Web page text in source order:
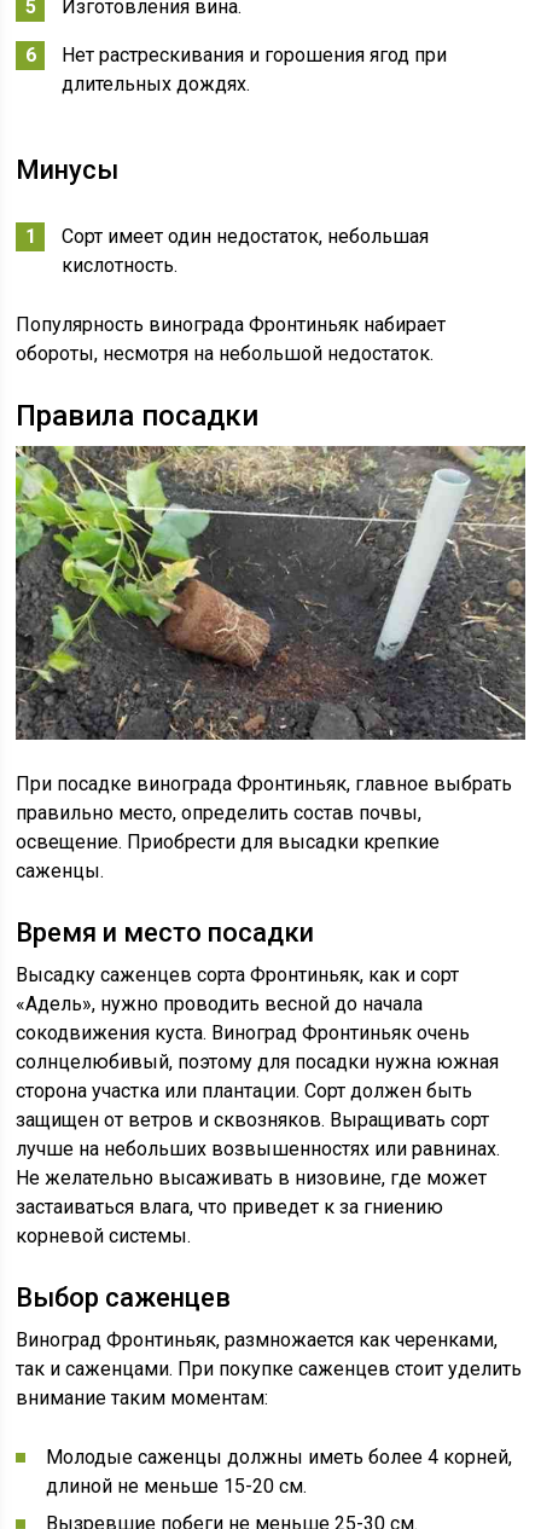
Изготовления вина.
Нет растрескивания и горошения ягод при
длительных дождях.
Минусы
Сорт имеет один недостаток, небольшая
кислотность.
Популярность винограда Фронтиньяк набирает
обороты, несмотря на небольшой недостаток.
Правила посадки
При посадке винограда Фронтиньяк, главное выбрать
правильно место, определить состав почвы,
освещение. Приобрести для высадки крепкие
саженцы.
Время и место посадки
Высадку саженцев сорта Фронтиньяк, как и сорт
«Адель», нужно проводить весной до начала
сокодвижения куста. Виноград Фронтиньяк очень
солнцелюбивый, поэтому для посадки нужна южная
сторона участка или плантации. Сорт должен быть
защищен от ветров и сквозняков. Выращивать сорт
лучше на небольших возвышенностях или равнинах.
Не желательно высаживать в низовине, где может
застаиваться влага, что приведет к за гниению
корневой системы.
Выбор саженцев
Виноград Фронтиньяк, размножается как черенками,
так и саженцами. При покупке саженцев стоит уделить
внимание таким моментам:
Молодые саженцы должны иметь более 4 корней,
длиной не меньше 15-20 см.
Вызревшие побеги не меньше 25-30 см.